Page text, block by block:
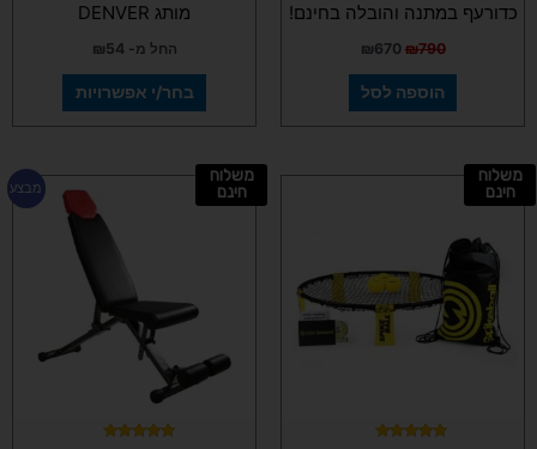
כדורעף במתנה והובלה בחינם!
₪790
₪670
הוספה לסל
מותג DENVER
החל מ- ₪54
בחר/י אפשרויות
משלוח
חינם
מבצע
משלוח
חינם
המקורי
היה:
₪890.
הנוכחי
הוא:
₪675.